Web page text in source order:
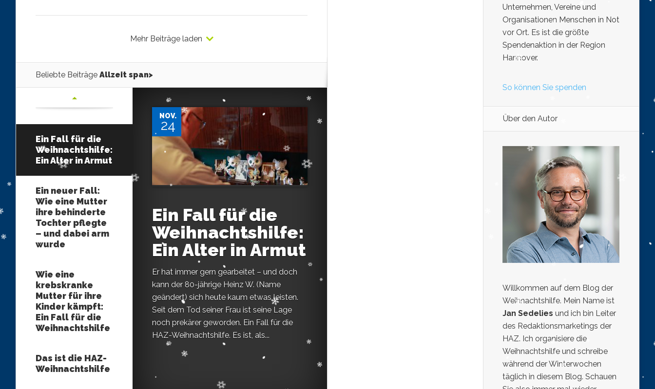
Mehr Beiträge laden
Beliebte Beiträge Allzeit span>
Ein Fall für die
Weihnachtshilfe:
Ein Alter in Armut
Ein neuer Fall:
Wie eine Mutter
ihre behinderte
Tochter pflegte
– und dabei arm
wurde
Wie eine
krebskranke
Mutter für ihre
Kinder kämpft:
Ein Fall für die
Weihnachtshilfe
Das ist die HAZ-
Weihnachtshilfe
NOV.
24
Ein Fall für die
Weihnachtshilfe:
Ein Alter in Armut
Er hat immer gern gearbeitet – und doch
kann der 80-jährige Heinz W. (Name
geändert) sich heute kaum etwas leisten.
Seit dem Tod seiner Frau ist seine Lage
noch prekärer geworden. Ein Fall für die
HAZ-Weihnachtshilfe. Es ist, als...
Unternehmen, Vereine und
Organisationen Menschen in Not
vor Ort. Es ist die größte
Spendenaktion in der Region
Hannover.
So können Sie spenden
Über den Autor
Willkommen auf dem Blog der
Weihnachtshilfe. Mein Name ist
Jan Sedelies und ich bin Leiter
des Redaktionsmarketings der
HAZ. Ich organisiere die
Weihnachtshilfe und schreibe
während der Winterwochen
täglich in diesem Blog. Schauen